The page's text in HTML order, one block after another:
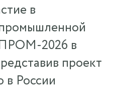
в
2026 в
проект
в России